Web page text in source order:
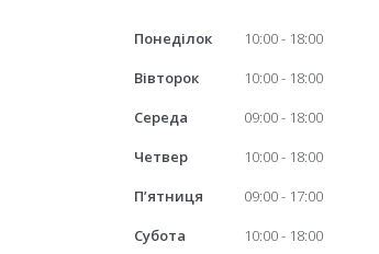
Понеділок 10:00
18:00
Вівторок
10:00
18:00
Середа
09:00
18:00
Четвер
10:00
18:00
Пʼятниця
09:00
17:00
Субота
10:00
18:00